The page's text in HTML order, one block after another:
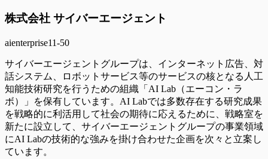
株式会社 サイバーエージェント
aienterprise11-50
サイバーエージェントグループは、インターネット広告、対
話システム、ロボットサービス等のサービスの核となる人工
知能技術研究を行うための組織「AI Lab（エーコン・ラ
ボ）」を保有しています。AI Labでは多数存在する研究成果
を戦略的に利活用して社会の期待に応えるために、戦略室を
新たに設立して、サイバーエージェントグループの事業領域
にAI Labの技術的な強みを掛け合わせた企画を次々と立案し
ています。